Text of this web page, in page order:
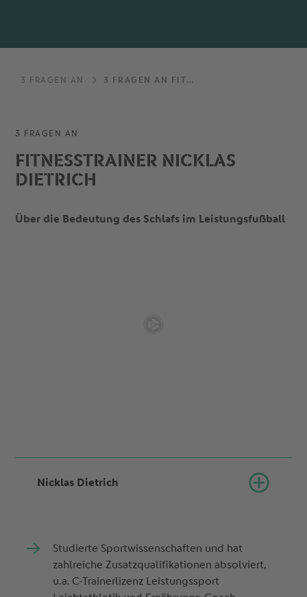
3 FRAGEN AN 3 FRAGEN AN FITNESSTRAINER NICKLAS DIETRICH
3 FRAGEN AN
FITNESSTRAINER NICKLAS
DIETRICH
Über die Bedeutung des Schlafs im Leistungsfußball
Nicklas Dietrich
Studierte Sportwissenschaften und hat
zahlreiche Zusatzqualifikationen absolviert,
u.a. C-Trainerlizenz Leistungssport